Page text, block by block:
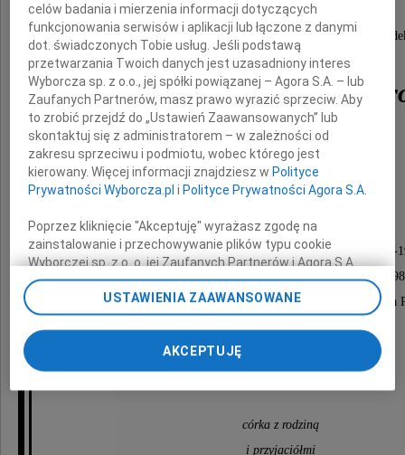
zmarł nasz ukochany Ojciec, Dziadek i
mgr inż. Marian
podchorąży Armii Krajowej,
partyzant "OP Potok? (pseudonim "Wilk"),
odznaczony Krzyżem Walecznych,
długoletni pracownik
Fabryki Aparatów Elektrycznych "APENA" (1951-
i Wiceminister Przemysłu Maszynowego (1968-
odznaczony Krzyżem Oficerskim Orderu Odrodzenia
Wspaniały Człowiek.
Będzie żył w naszej pamięci na zawsze
córka z rodziną
i przyjaciółmi
celów badania i mierzenia informacji dotyczących
funkcjonowania serwisów i aplikacji lub łączone z danymi
dot. świadczonych Tobie usług. Jeśli podstawą
przetwarzania Twoich danych jest uzasadniony interes
Wyborcza sp. z o.o., jej spółki powiązanej – Agora S.A. – lub
Zaufanych Partnerów, masz prawo wyrazić sprzeciw. Aby
to zrobić przejdź do „Ustawień Zaawansowanych” lub
skontaktuj się z administratorem – w zależności od
zakresu sprzeciwu i podmiotu, wobec którego jest
kierowany. Więcej informacji znajdziesz w Polityce
Prywatności Wyborcza.pl i Polityce Prywatności Agora S.A.
Poprzez kliknięcie "Akceptuję" wyrażasz zgodę na
zainstalowanie i przechowywanie plików typu cookie
Wyborczej sp. z o. o. jej Zaufanych Partnerów i Agora S.A.
na Twoim urządzeniu końcowym. Możesz też w każdej
chwili zmienić swoje preferencje dot. plików cookie,
ponownie wywołując narzędzie do zarządzania Twoimi
preferencjami dot. przetwarzania danych poprzez
odnośnik „Ustawienia prywatności” w stopce serwisu i
przechodząc do sekcji „Ustawienia zaawansowane”.
Zmiana ustawień plików cookie możliwa jest także za
My, nasi Zaufani Partnerzy i Agora S.A. możemy
USTAWIENIA ZAAWANSOWANE
AKCEPTUJĘ